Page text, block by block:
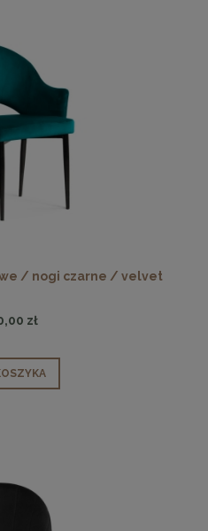
/ nogi czarne / velvet
zł